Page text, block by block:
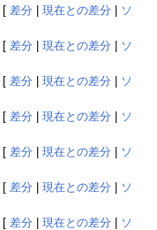
[ 差分 現在との差分
ソ
[ 差分 現在との差分
ソ
[ 差分 現在との差分
ソ
[ 差分 現在との差分
ソ
[ 差分 現在との差分
ソ
[ 差分 現在との差分
ソ
[ 差分 現在との差分
ソ